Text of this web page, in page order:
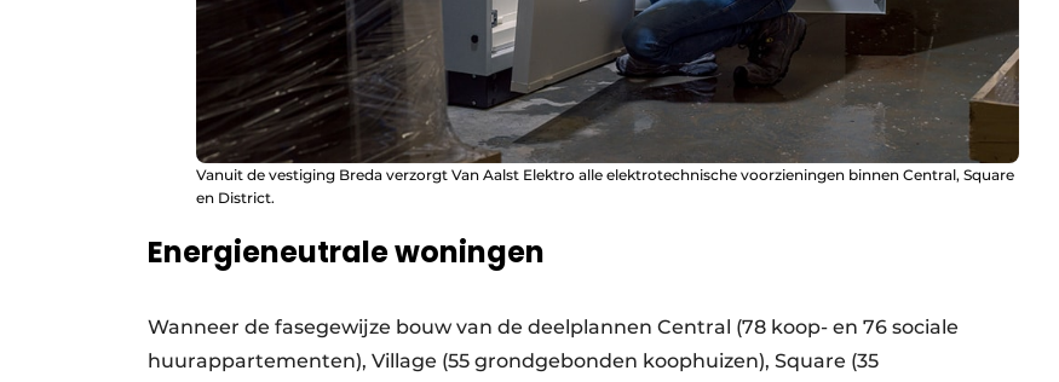
Vanuit de vestiging Breda verzorgt Van Aalst Elektro alle elektrotechnische voorzieningen binnen Central, Square
en District.
Energieneutrale woningen
Wanneer de fasegewijze bouw van de deelplannen Central (78 koop- en 76 sociale
huurappartementen), Village (55 grondgebonden koophuizen), Square (35